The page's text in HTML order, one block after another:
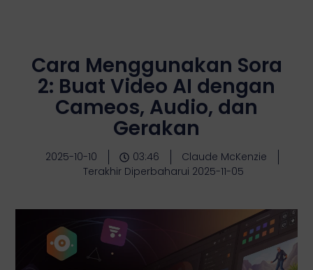
Cara Menggunakan Sora
2: Buat Video AI dengan
Cameos, Audio, dan
Gerakan
2025-10-10 03:46
Claude McKenzie
Terakhir Diperbaharui 2025-11-05